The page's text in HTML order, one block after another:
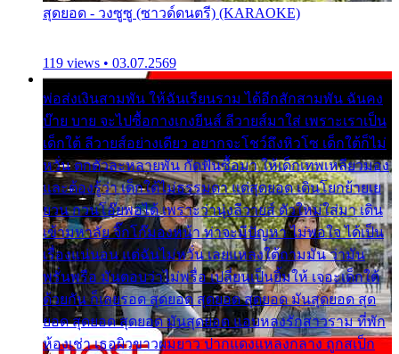
สุดยอด - วงซูซู (ซาวด์ดนตรี) (KARAOKE)
119 views • 03.07.2569
พ่อส่งเงินสามพัน ให้ฉันเรียนราม ได้อีกสักสามพัน ฉันคง
บ๊าย บาย จะไปซื้อกางเกงยีนส์ ลีวายส์มาใส่ เพราะเราเป็น
เด็กใต้ ลีวายส์อย่างเดียว อยากจะโชว์ถึงหิวโซ เด็กใต้ก็ไม่
หวั่น ตกตัวละหลายพัน กัดฟันซื้อมา ให้เด็กเทพเหลียวมอง
และต้องรู้ว่า เด็กใต้ไม่ธรรมดา แต่สุดยอด เดินโยกย้ายเย
ยวน กวนโอ๊ยพอได้ เพราะว่านุ่งลีวายส์ ตัวใหม่ใส่มา เดิน
เข้ามหาลัย จิ๊กโก๊มองหน้า ท่าจะมีปัญหา ไม่พอใจ ได้เป็น
เรื่องแน่นอน แต่ฉันไม่หวั่น เลยแหลงใต้ถามมัน ว่ามัน
พรั่นพรือ มันตอบว่าไม่พรื่อ เปลี่ยนเป็นยิ้มให้ เจอะเด็กใต้
ด้วยกัน ก็เลยรอด สุดยอด สุดยอด สุดยอด มันสุดยอด สุด
ยอด สุดยอด สุดยอด มันสุดยอด แอบหลงรักสาวราม ที่พัก
ห้องเช่า เธอผิวขาวผมยาว ปากแดงแหลงกลาง ถูกสเป็ก